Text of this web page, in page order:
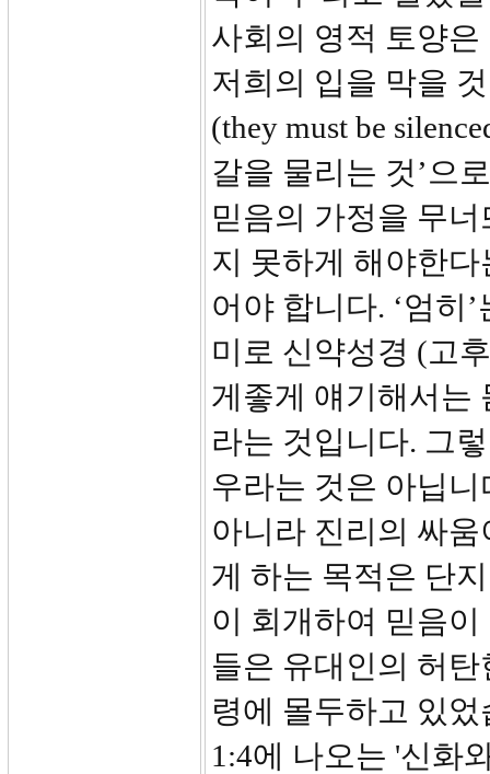
사회의 영적 토양
저희의 입을 막을
(they must be
갈을 물리는 것’으
믿음의 가정을 무
지 못하게 해야한
어야 합니다. ‘엄히’
미로 신약성경 (고
게좋게 얘기해서는
라는 것입니다. 그
우라는 것은 아닙
아니라 진리의 싸
게 하는 목적은 단
이 회개하여 믿음
들은 유대인의 허
령에 몰두하고 있
1:4에 나오는 '신화